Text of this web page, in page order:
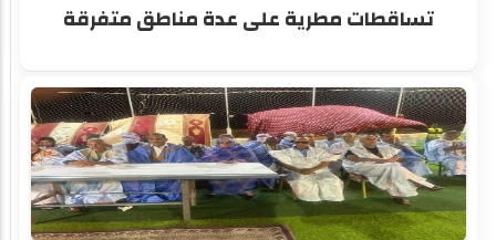
تساقطات مطرية على عدة مناطق متفرقة